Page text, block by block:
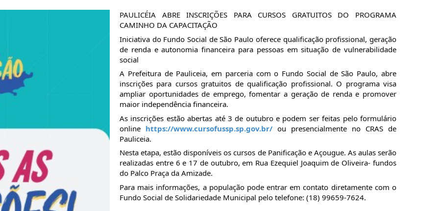
PAULICÉIA ABRE INSCRIÇÕES PARA CURSOS GRATUITOS DO PROGRAMA
CAMINHO DA CAPACITAÇÃO
Iniciativa do Fundo Social de São Paulo oferece qualificação profissional, geração
de renda e autonomia financeira para pessoas em situação de vulnerabilidade
social
A Prefeitura de Pauliceia, em parceria com o Fundo Social de São Paulo, abre
inscrições para cursos gratuitos de qualificação profissional. O programa visa
ampliar oportunidades de emprego, fomentar a geração de renda e promover
maior independência financeira.
As inscrições estão abertas até 3 de outubro e podem ser feitas pelo formulário
online https://www.cursofussp.sp.gov.br/ ou presencialmente no CRAS de
Pauliceia.
Nesta etapa, estão disponíveis os cursos de Panificação e Açougue. As aulas serão
realizadas entre 6 e 17 de outubro, em Rua Ezequiel Joaquim de Oliveira- fundos
do Palco Praça da Amizade.
Para mais informações, a população pode entrar em contato diretamente com o
Fundo Social de Solidariedade Municipal pelo telefone: (18) 99659-7624.